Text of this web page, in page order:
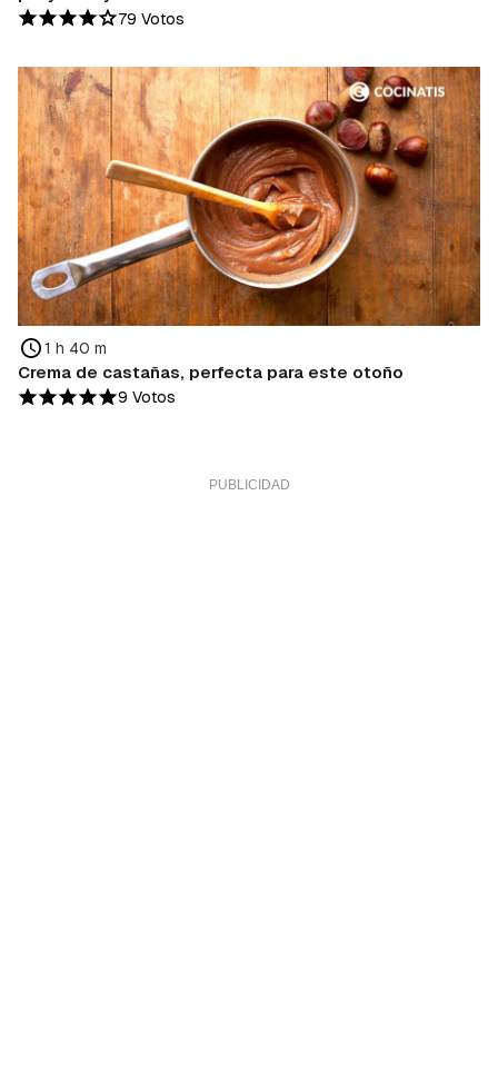
79 Votos
1 h 40 m
Crema de castañas, perfecta para este otoño
9 Votos